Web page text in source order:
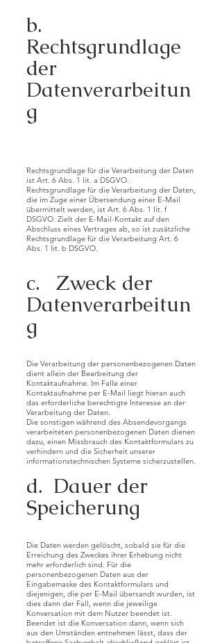
b.
Rechtsgrundlage
der
Datenverarbeitun
g
Rechtsgrundlage für die Verarbeitung der Daten
ist Art. 6 Abs. 1 lit. a DSGVO.
Rechtsgrundlage für die Verarbeitung der Daten,
die im Zuge einer Übersendung einer E-Mail
übermittelt werden, ist Art. 6 Abs. 1 lit. f
DSGVO. Zielt der E-Mail-Kontakt auf den
Abschluss eines Vertrages ab, so ist zusätzliche
Rechtsgrundlage für die Verarbeitung Art. 6
Abs. 1 lit. b DSGVO.
c. Zweck der
Datenverarbeitun
g
Die Verarbeitung der personenbezogenen Daten
dient allein der Bearbeitung der
Kontaktaufnahme. Im Falle einer
Kontaktaufnahme per E-Mail liegt hieran auch
das erforderliche berechtigte Interesse an der
Verarbeitung der Daten.
Die sonstigen während des Absendevorgangs
verarbeiteten personenbezogenen Daten dienen
dazu, einen Missbrauch des Kontaktformulars zu
verhindern und die Sicherheit unserer
informationstechnischen Systeme sicherzustellen.
d. Dauer der
Speicherung
Die Daten werden gelöscht, sobald sie für die
Erreichung des Zweckes ihrer Erhebung nicht
mehr erforderlich sind. Für die
personenbezogenen Daten aus der
Eingabemaske des Kontaktformulars und
diejenigen, die per E-Mail übersandt wurden, ist
dies dann der Fall, wenn die jeweilige
Konversation mit dem Nutzer beendet ist.
Beendet ist die Konversation dann, wenn sich
aus den Umständen entnehmen lässt, dass der